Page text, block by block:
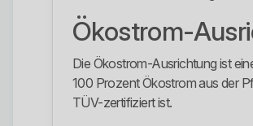
Ökostrom-
Die Ökostrom-Ausrichtung ist
100 Prozent Ökostrom aus der
TÜV-zertifiziert ist.